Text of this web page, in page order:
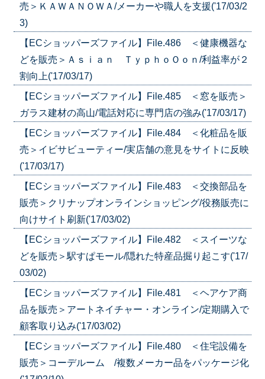
売＞ＫＡＷＡＮＯＷＡ/メーカーや職人を支援('17/03/2
3)
【ECショッパーズファイル】File.486 ＜健康機器な
どを販売＞Ａｓｉａｎ ＴｙｐｈｏＯｏｎ/利益率が２
割向上('17/03/17)
【ECショッパーズファイル】File.485 ＜窓を販売＞
ガラス建材の高山/電話対応に専門店の強み('17/03/17)
【ECショッパーズファイル】File.484 ＜化粧品を販
売＞イビサビューティー/実店舗の意見をサイトに反映
('17/03/17)
【ECショッパーズファイル】File.483 ＜交換部品を
販売＞クリナップオンラインショッピング/役務販売に
向けサイト刷新('17/03/02)
【ECショッパーズファイル】File.482 ＜スイーツな
どを販売＞駅すぱモール/隠れた特産品掘り起こす('17/
03/02)
【ECショッパーズファイル】File.481 ＜ヘアケア商
品を販売＞アートネイチャー・オンライン/定期購入で
顧客取り込み('17/03/02)
【ECショッパーズファイル】File.480 ＜住宅設備を
販売＞コーデルーム /複数メーカー品をパッケージ化